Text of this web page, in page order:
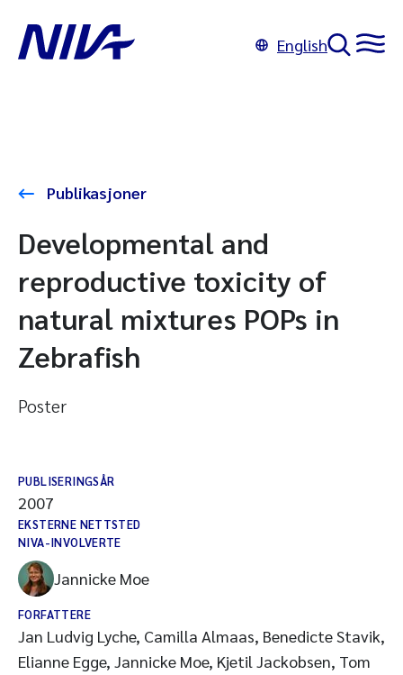
English
Publikasjoner
Developmental and
reproductive toxicity of
natural mixtures POPs in
Zebrafish
Poster
PUBLISERINGSÅR
2007
EKSTERNE NETTSTED
NIVA-INVOLVERTE
Jannicke Moe
FORFATTERE
Jan Ludvig Lyche, Camilla Almaas, Benedicte Stavik,
Elianne Egge, Jannicke Moe, Kjetil Jackobsen, Tom